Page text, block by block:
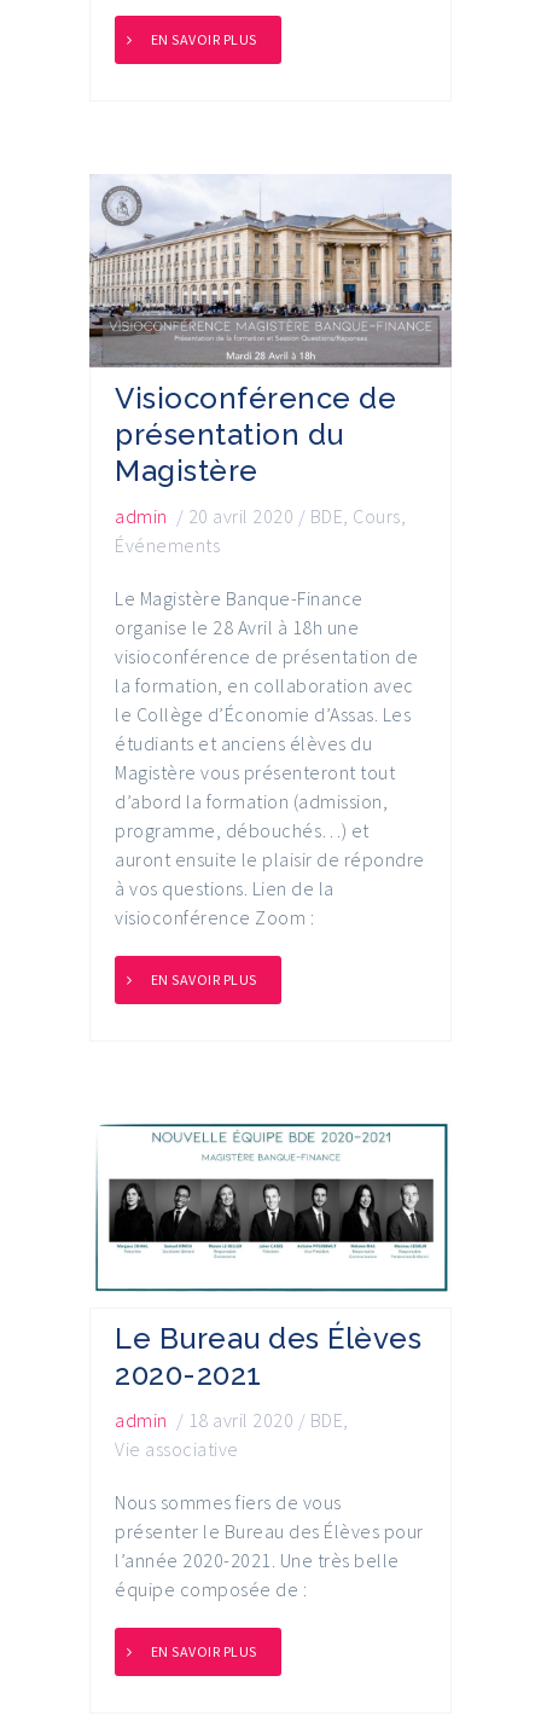
EN SAVOIR PLUS
Visioconférence de
présentation du
Magistère
admin / 20 avril 2020 / BDE Cours
Événements
Le Magistère Banque-Finance
organise le 28 Avril à 18h une
visioconférence de présentation de
la formation, en collaboration avec
le Collège d’Économie d’Assas. Les
étudiants et anciens élèves du
Magistère vous présenteront tout
d’abord la formation (admission,
programme, débouchés…) et
auront ensuite le plaisir de répondre
à vos questions. Lien de la
visioconférence Zoom :
EN SAVOIR PLUS
Le Bureau des Élèves
2020-2021
admin / 18 avril 2020 / BDE
Vie associative
Nous sommes fiers de vous
présenter le Bureau des Élèves pour
l’année 2020-2021. Une très belle
équipe composée de :
EN SAVOIR PLUS